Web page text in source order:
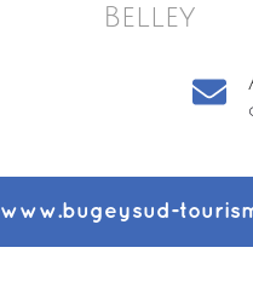
Belley
www.bugeysud-